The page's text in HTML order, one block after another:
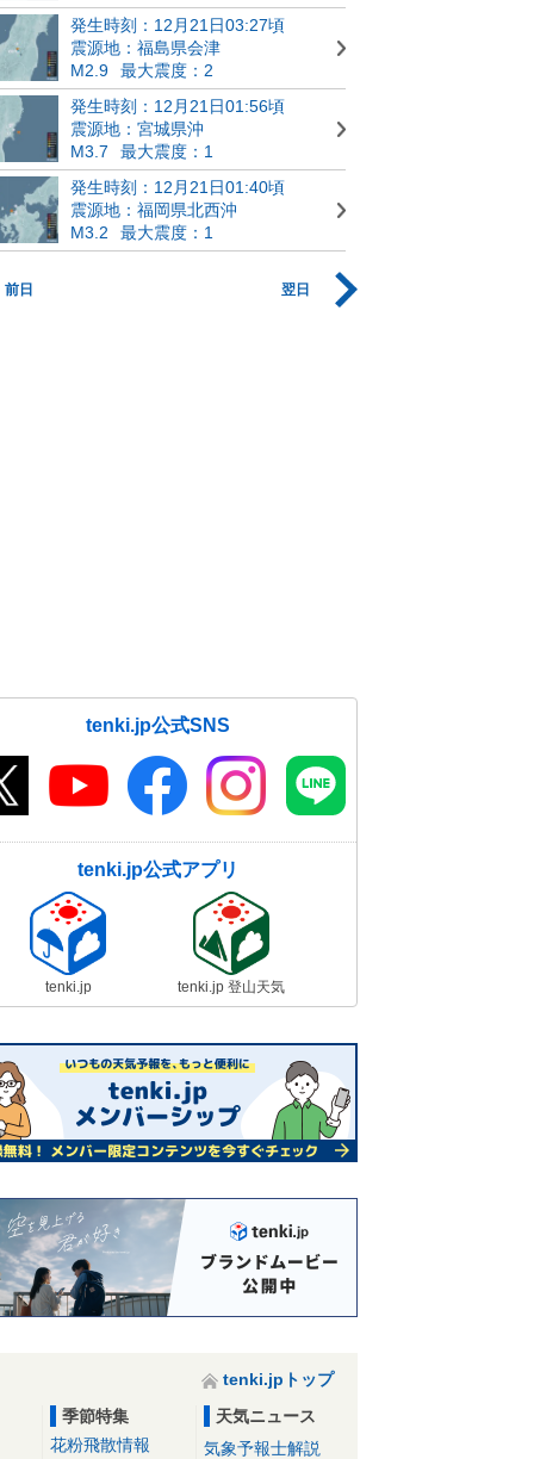
発生時刻：12月21日03:27頃
震源地：福島県会津
M2.9
最大震度：2
発生時刻：12月21日01:56頃
震源地：宮城県沖
M3.7
最大震度：1
発生時刻：12月21日01:40頃
震源地：福岡県北西沖
M3.2
最大震度：1
前日 翌日
tenki.jp公式SNS
tenki.jp公式アプリ
tenki.jp tenki.jp 登山天気
tenki.jpトップ
季節特集
花粉飛散情報
天気ニュース
気象予報士解説